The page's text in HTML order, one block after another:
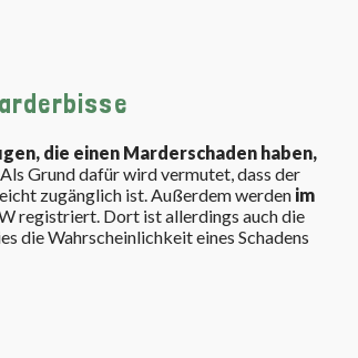
die einen Marderschaden haben,
Grund dafür wird vermutet, dass der
zugänglich ist. Außerdem werden im
registriert. Dort ist allerdings auch die
die Wahrscheinlichkeit eines Schadens